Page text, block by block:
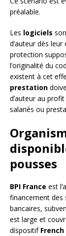
préalable.
Les logiciels
d’auteur dès
protection
l’originalité du
existent à cet
prestation
d’auteur au
salariés ou
pousses
BPI France est
financement des
bancaires,
est large et
dispositif